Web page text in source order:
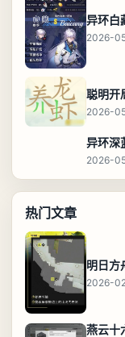
2026-
2026-
异环深
2026-
热门文章
2026-
燕云十